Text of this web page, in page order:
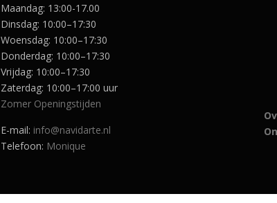
Maandag: 13:00-17.00
Dinsdag: 10:00–17:30
Woensdag: 10:00–17:30
Donderdag: 10:00–17:30
Vrijdag: 10:00–17:30
Zaterdag: 10:00–17:00 uur
Zomer Openingstijden
E-mail: info@navidarte.nl
Telefoon: Monique